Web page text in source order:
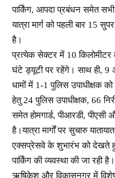
पार्किंग, आपदा प्रबंधन समेत
यात्रा मार्ग को पहली बार 15
है।
प्रत्येक सेक्टर में 10 किलोमीटर
घंटे ड्यूटी पर रहेंगे। साथ ही, 9
धामों में 1-1 पुलिस उपाधीक्षक को
हेतु 24 पुलिस उपाधीक्षक, 66
समेत होमगार्ड, पीआरडी, पीएसी
है।यात्रा मार्गों पर सुचारु
एक्सप्रेसवे के शुभारंभ को देखते हुए
पार्किंग की व्यवस्था की जा रही है।
ऋषिकेश और विकासनगर में विशेष